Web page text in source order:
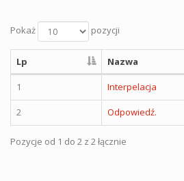
Pokaż pozycji
Lp Nazwa
1 Interpelacja
2 Odpowiedź.
Pozycje od 1 do 2 z 2 łącznie